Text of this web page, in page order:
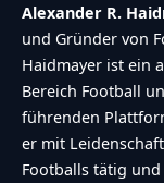
Alexander R.
und Gründer von
Haidmayer ist ein
Bereich Football
führenden
er mit
Footballs tätig